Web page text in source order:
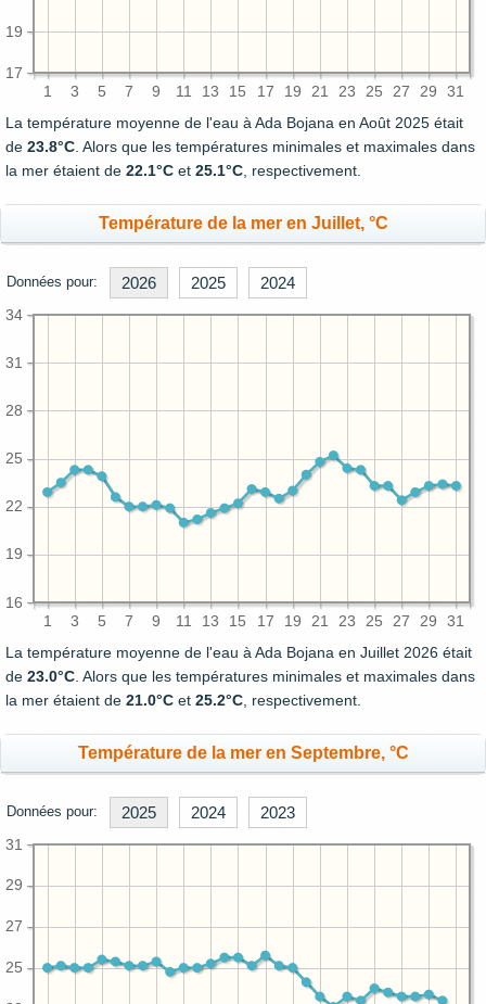
1 3 5 7 9 11 13 15 17 19 21 23 25 27 29 31
17
19
La température moyenne de l'eau à Ada Bojana en Août 2025 était
de 23.8°C . Alors que les températures minimales et maximales dans
la mer étaient de 22.1°C et 25.1°C , respectivement.
Température de la mer en Juillet, °C
Données pour: 2026 2025 2024
1 3 5 7 9 11 13 15 17 19 21 23 25 27 29 31
16
19
22
25
28
31
34
La température moyenne de l'eau à Ada Bojana en Juillet 2026 était
de 23.0°C . Alors que les températures minimales et maximales dans
la mer étaient de 21.0°C et 25.2°C , respectivement.
Température de la mer en Septembre, °C
Données pour: 2025 2024 2023
25
27
29
31